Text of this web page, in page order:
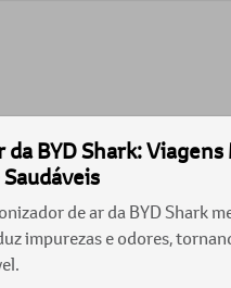
BYD Shark: Viagens
de ar da BYD Shark
impurezas e odores,